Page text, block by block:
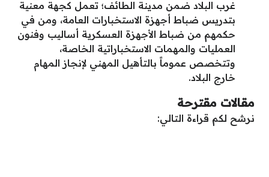
غرب البلاد ضمن مدينة الطائف؛ تعمل كجهة معنية
بتدريس ضباط أجهزة الاستخبارات العامة، ومن في
حكمهم من ضباط الأجهزة العسكرية أساليب وفنون
العمليات والمهمات الاستخباراتية الخاصة،
وتتخصص عموماً بالتأهيل المهني لإنجاز المهام
خارج البلاد.
مقالات مقترحة
نرشح لكم قراءة التالي: